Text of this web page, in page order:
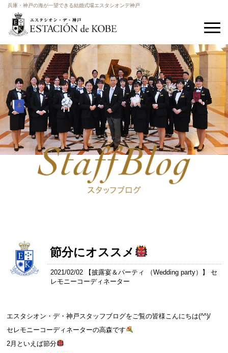
兵庫・神戸の海が一望できる結婚式場エスタシオンデ神戸
節分にオススメ
2021/02/02 【披露宴＆パーティ （Wedding party）
】 セ
レモニーコーディネーター
エスタシオン・デ・神戸スタッフブログをご覧の皆様こんにちは(^^)/
セレモニーコーディネーターの高森です
2月といえば節分